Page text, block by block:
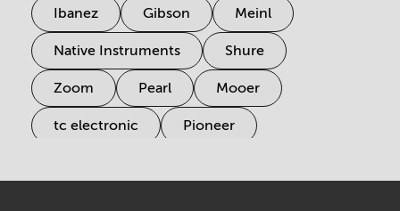
Ibanez Gibson Meinl
Native Instruments Shure
Zoom Pearl Mooer
tc electronic Pioneer